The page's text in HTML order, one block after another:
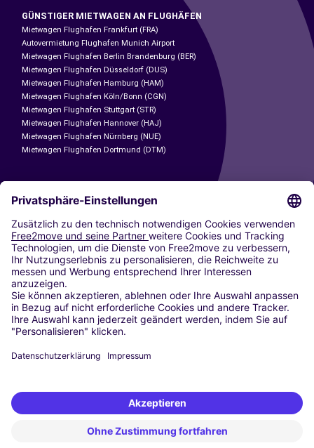
GÜNSTIGER MIETWAGEN AN FLUGHÄFEN
Mietwagen Flughafen Frankfurt (FRA)
Autovermietung Flughafen Munich Airport
Mietwagen Flughafen Berlin Brandenburg (BER)
Mietwagen Flughafen Düsseldorf (DUS)
Mietwagen Flughafen Hamburg (HAM)
Mietwagen Flughafen Köln/Bonn (CGN)
Mietwagen Flughafen Stuttgart (STR)
Mietwagen Flughafen Hannover (HAJ)
Mietwagen Flughafen Nürnberg (NUE)
Mietwagen Flughafen Dortmund (DTM)
CARSHARING
UNSERE STÄDTE
Paris
Madrid
Washington DC
Mailand
Rom
Turin
Wien
Berlin
Düsseldorf